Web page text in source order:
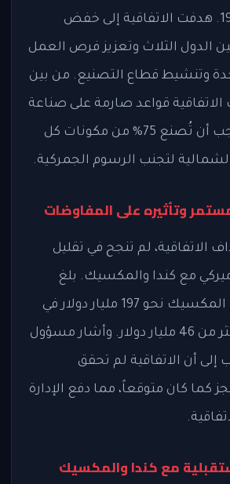
التي بدأت عام 1994. هدفت الاتفاقية إلى خفض
بين الدول الثلاث وتعزيز فرص العمل
وتنشيط قطاع التصنيع. من بين
قواعد صارمة على صناعة
السيارات، حيث يجب أن تُصنع 75% من مكونات كل
لتجنب الرسوم الجمركية.
وتأثيره على المفاوضات
الاتفاقية، لم تنجح في تقليل
مع كندا والمكسيك. بلغ
العجز التجاري مع المكسيك نحو 197 مليار دولار في
2025، ومع كندا أكثر من 46 مليار دولار. وأشار مسؤول
إلى أن الاتفاقية لم تحقق
كما كان متوقعاً، مما دفع الإدارة
مع كندا والمكسيك